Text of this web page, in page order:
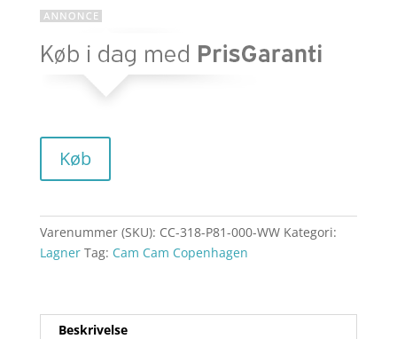
kr.
er:
Køb
Varenummer (SKU): CC-318-P81-000-WW Kategori:
Lagner Tag: Cam Cam Copenhagen
Beskrivelse